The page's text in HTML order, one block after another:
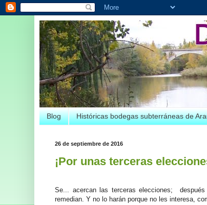
Blog Históricas bodegas subterráneas de
26 de septiembre de 2016
¡Por unas terceras
Se... acercan las terceras elecciones;
remedian. Y no lo harán porque no les interesa,